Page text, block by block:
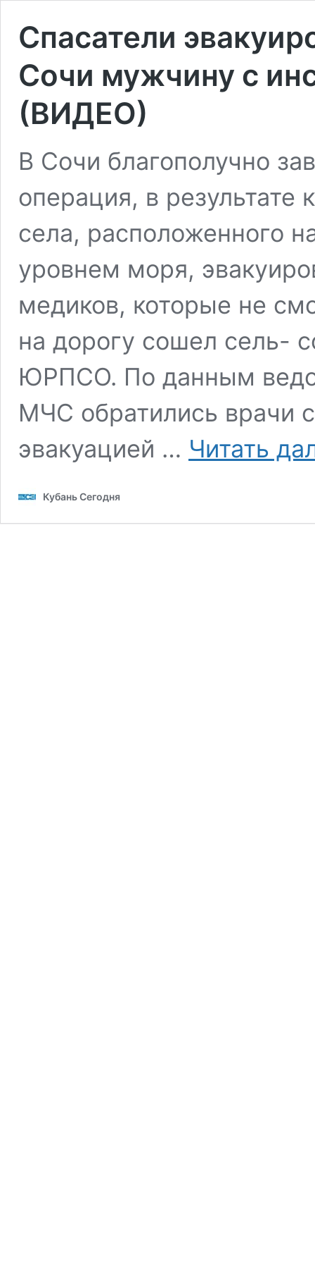
Спасатели
Сочи мужчину с
(ВИДЕО)
В Сочи благополучно
операция, в результате
села, расположенного
уровнем моря,
медиков, которые не
на дорогу сошел сель-
ЮРПСО. По данным
МЧС обратились врачи
эвакуацией … Читать
Кубань Сегодня